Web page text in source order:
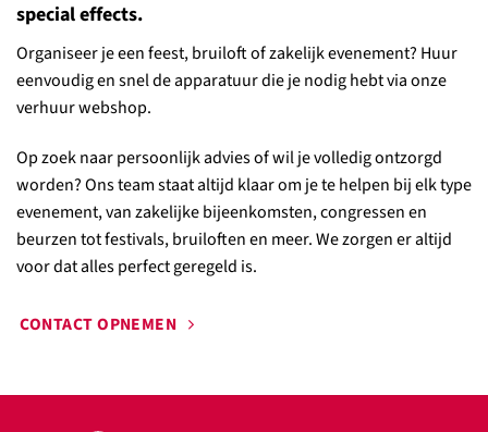
special effects.
Organiseer je een feest, bruiloft of zakelijk evenement? Huur
eenvoudig en snel de apparatuur die je nodig hebt via onze
verhuur webshop.
Op zoek naar persoonlijk advies of wil je volledig ontzorgd
worden? Ons team staat altijd klaar om je te helpen bij elk type
evenement, van zakelijke bijeenkomsten, congressen en
beurzen tot festivals, bruiloften en meer. We zorgen er altijd
voor dat alles perfect geregeld is.
CONTACT OPNEMEN